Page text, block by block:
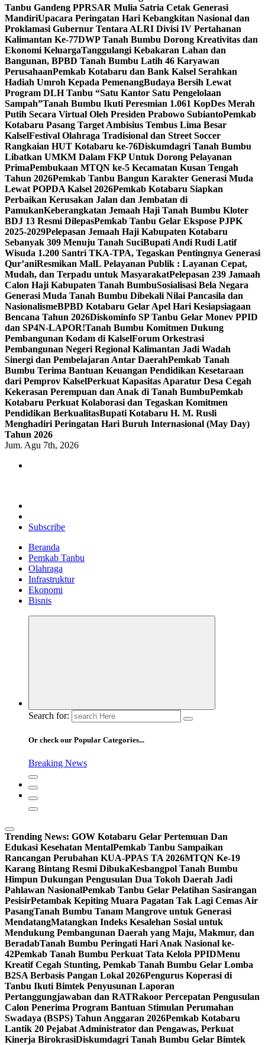
Tanbu Gandeng PPRSAR Mulia Satria Cetak Generasi
MandiriUpacara Peringatan Hari Kebangkitan Nasional dan
Proklamasi Gubernur Tentara ALRI Divisi IV Pertahanan
Kalimantan Ke-77DWP Tanah Bumbu Dorong Kreativitas dan
Ekonomi KeluargaTanggulangi Kebakaran Lahan dan
Bangunan, BPBD Tanah Bumbu Latih 46 Karyawan
PerusahaanPemkab Kotabaru dan Bank Kalsel Serahkan
Hadiah Umroh Kepada PemenangBudaya Bersih Lewat
Program DLH Tanbu “Satu Kantor Satu Pengelolaan
Sampah”Tanah Bumbu Ikuti Peresmian 1.061 KopDes Merah
Putih Secara Virtual Oleh Presiden Prabowo SubiantoPemkab
Kotabaru Pasang Target Ambisius Tembus Lima Besar
KalselFestival Olahraga Tradisional dan Street Soccer
Rangkaian HUT Kotabaru ke-76Diskumdagri Tanah Bumbu
Libatkan UMKM Dalam FKP Untuk Dorong Pelayanan
PrimaPembukaan MTQN ke-5 Kecamatan Kusan Tengah
Tahun 2026Pemkab Tanbu Bangun Karakter Generasi Muda
Lewat POPDA Kalsel 2026Pemkab Kotabaru Siapkan
Perbaikan Kerusakan Jalan dan Jembatan di
PamukanKeberangkatan Jemaah Haji Tanah Bumbu Kloter
BDJ 13 Resmi DilepasPemkab Tanbu Gelar Ekspose PJPK
2025-2029Pelepasan Jemaah Haji Kabupaten Kotabaru
Sebanyak 309 Menuju Tanah SuciBupati Andi Rudi Latif
Wisuda 1.200 Santri TKA-TPA, Tegaskan Pentingnya Generasi
Qur’aniResmikan MalL Pelayanan Publik : Layanan Cepat,
Mudah, dan Terpadu untuk MasyarakatPelepasan 239 Jamaah
Calon Haji Kabupaten Tanah BumbuSosialisasi Bela Negara
Generasi Muda Tanah Bumbu Dibekali Nilai Pancasila dan
NasionalismeBPBD Kotabaru Gelar Apel Hari Kesiapsiagaan
Bencana Tahun 2026Diskominfo SP Tanbu Gelar Monev PPID
dan SP4N-LAPOR!Tanah Bumbu Komitmen Dukung
Pembangunan Kodam di KalselForum Orkestrasi
Pembangunan Negeri Regional Kalimantan Jadi Wadah
Sinergi dan Pembelajaran Antar DaerahPemkab Tanah
Bumbu Terima Bantuan Keuangan Pendidikan Kesetaraan
dari Pemprov KalselPerkuat Kapasitas Aparatur Desa Cegah
Kekerasan Perempuan dan Anak di Tanah BumbuPemkab
Kotabaru Perkuat Kolaborasi dan Tegaskan Komitmen
Pendidikan BerkualitasBupati Kotabaru H. M. Rusli
Menghadiri Peringatan Hari Buruh Internasional (May Day)
Tahun 2026
Jum. Agu 7th, 2026
Subscribe
Beranda
Pemkab Tanbu
Olahraga
Infrastruktur
Ekonomi
Bisnis
Search for:
Or check our Popular Categories...
Breaking News
Trending News: GOW Kotabaru Gelar Pertemuan Dan
Edukasi Kesehatan MentalPemkab Tanbu Sampaikan
Rancangan Perubahan KUA-PPAS TA 2026MTQN Ke-19
Karang Bintang Resmi DibukaKesbangpol Tanah Bumbu
Himpun Dukungan Pengusulan Dua Tokoh Daerah Jadi
Pahlawan NasionalPemkab Tanbu Gelar Pelatihan Sasirangan
PesisirPetambak Kepiting Muara Pagatan Tak Lagi Cemas Air
PasangTanah Bumbu Tanam Mangrove untuk Generasi
MendatangMatangkan Indeks Kesalehan Sosial untuk
Mendukung Pembangunan Daerah yang Maju, Makmur, dan
BeradabTanah Bumbu Peringati Hari Anak Nasional ke-
42Pemkab Tanah Bumbu Perkuat Tata Kelola PPIDMenu
Kreatif Cegah Stunting, Pemkab Tanah Bumbu Gelar Lomba
B2SA Berbasis Pangan Lokal 2026Pengurus Koperasi di
Tanbu Ikuti Bimtek Penyusunan Laporan
Pertanggungjawaban dan RATRakoor Percepatan Pengusulan
Calon Penerima Program Bantuan Stimulan Perumahan
Swadaya (BSPS) Tahun Anggaran 2026Pemkab Kotabaru
Lantik 20 Pejabat Administrator dan Pengawas, Perkuat
Kinerja BirokrasiDiskumdagri Tanah Bumbu Gelar Bimtek